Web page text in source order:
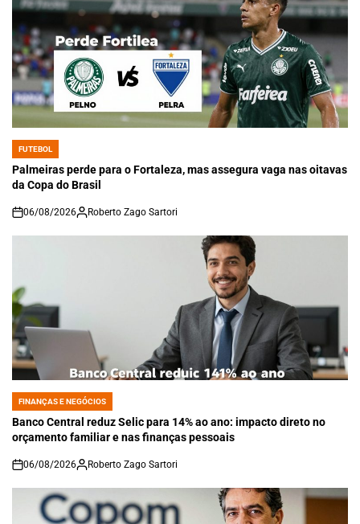
POSTED
IN
FUTEBOL
Palmeiras perde para o Fortaleza, mas assegura vaga nas oitavas
da Copa do Brasil
on
06/08/2026 Roberto Zago Sartori
POSTED
IN
FINANÇAS E NEGÓCIOS
Banco Central reduz Selic para 14% ao ano: impacto direto no
orçamento familiar e nas finanças pessoais
on
06/08/2026 Roberto Zago Sartori